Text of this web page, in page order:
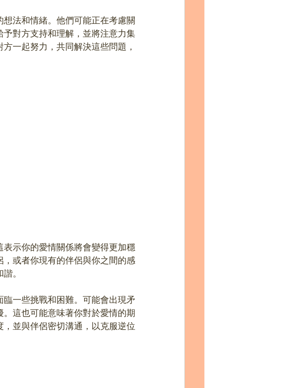
法和情緒。他們可能正在考慮關
對方支持和理解，並將注意力集
一起努力，共同解決這些問題，
示你的愛情關係將會變得更加穩
或者你現有的伴侶與你之間的感
。
一些挑戰和困難。可能會出現矛
這也可能意味著你對於愛情的期
並與伴侶密切溝通，以克服逆位